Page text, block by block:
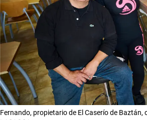
Fernando, propietario de El Caserío de